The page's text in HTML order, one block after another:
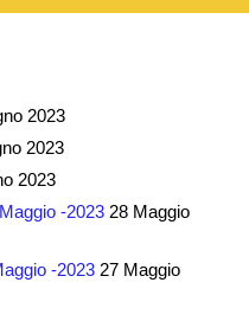
2023
2023
2023
-2023 28 Maggio
-2023 27 Maggio